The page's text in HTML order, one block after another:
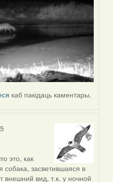
каб пакідаць каментары.
это, как
засветившаяся в
внешний вид, т.к. у ночной